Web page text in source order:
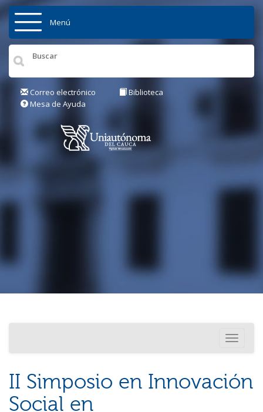
Pasar al contenido principal
Inicio
Institución
Posgrados
Menú
Correo electrónico
Biblioteca
Mesa de Ayuda
Toggle
II Simposio en Innovación
Social en